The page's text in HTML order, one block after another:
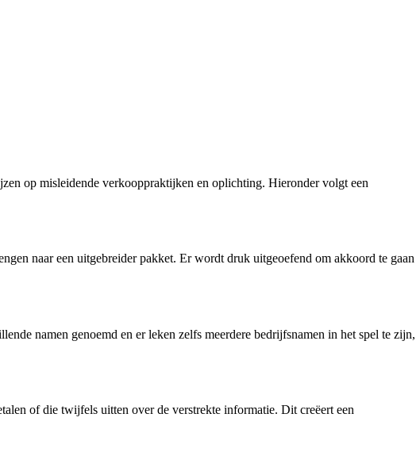
op misleidende verkooppraktijken en oplichting. Hieronder volgt een
naar een uitgebreider pakket. Er wordt druk uitgeoefend om akkoord te gaan
namen genoemd en er leken zelfs meerdere bedrijfsnamen in het spel te zijn,
of die twijfels uitten over de verstrekte informatie. Dit creëert een